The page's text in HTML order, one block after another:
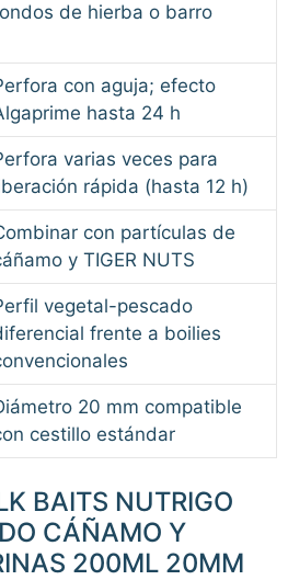
de hierba o barro
con aguja; efecto
hasta 24 h
varias veces para
rápida (hasta 12 h)
con partículas de
y TIGER NUTS
vegetal-pescado
frente a boilies
20 mm compatible
cestillo estándar
BAITS NUTRIGO
CÁÑAMO Y
200ML 20MM